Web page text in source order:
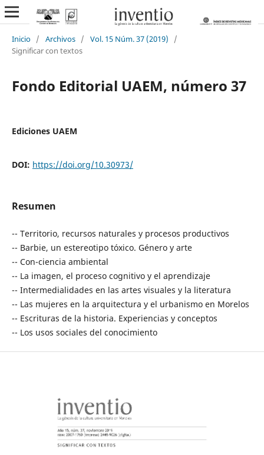
Inicio / Archivos / Vol. 15 Núm. 37 (2019)
/
Significar con textos
Fondo Editorial UAEM, número 37
Ediciones UAEM
DOI: https://doi.org/10.30973/
Resumen
-- Territorio, recursos naturales y procesos productivos
-- Barbie, un estereotipo tóxico. Género y arte
-- Con-ciencia ambiental
-- La imagen, el proceso cognitivo y el aprendizaje
-- Intermedialidades en las artes visuales y la literatura
-- Las mujeres en la arquitectura y el urbanismo en Morelos
-- Escrituras de la historia. Experiencias y conceptos
-- Los usos sociales del conocimiento